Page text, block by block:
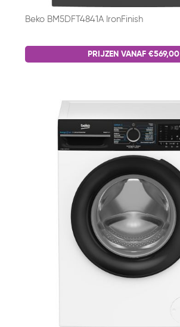
Beko BM5DFT4841A IronFinish
PRIJZEN VANAF €569,00